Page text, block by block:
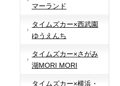
マーランド
タイムズカー×西武園
ゆうえんち
タイムズカー×さがみ
湖MORI MORI
タイムズカー×横浜・